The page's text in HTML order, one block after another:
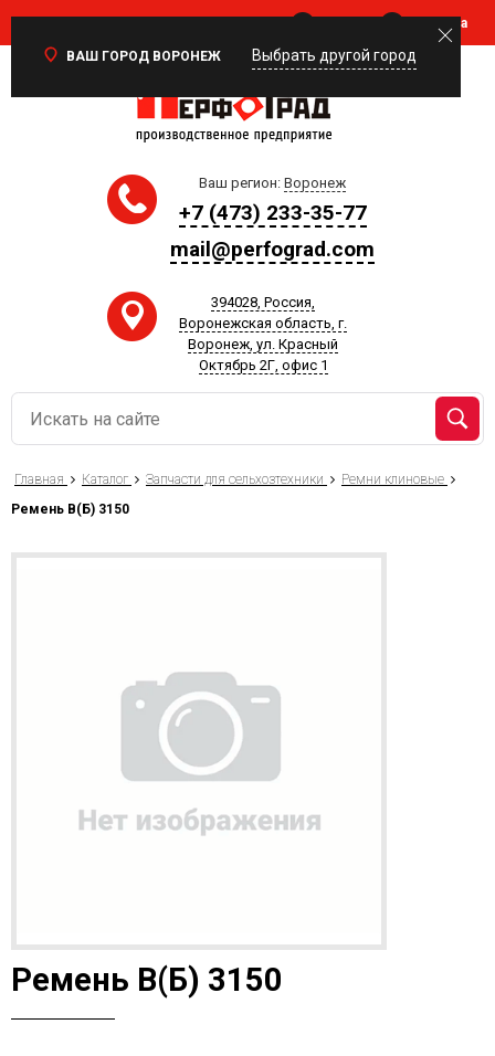
Корзина
ВАШ ГОРОД ВОРОНЕЖ Выбрать другой город
Ваш регион: Воронеж
+7 (473) 233-35-77
mail@perfograd.com
394028, Россия,
Воронежская область, г.
Воронеж, ул. Красный
Октябрь 2Г, офис 1
Главная Каталог Запчасти для сельхозтехники
Ремни клиновые
Ремень В(Б) 3150
Ремень В(Б) 3150